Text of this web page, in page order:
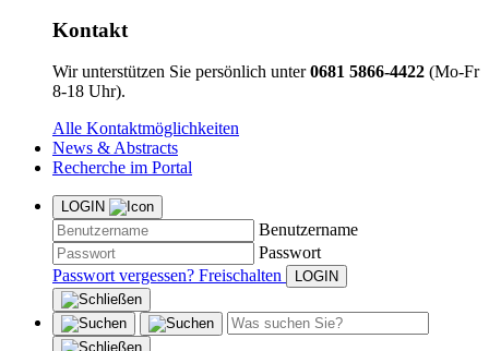
Kontakt
Wir unterstützen Sie persönlich unter0681 5866-4422 (Mo-Fr
8-18 Uhr).
Alle Kontaktmöglichkeiten
News & Abstracts
Recherche im Portal
LOGIN
Benutzername
Passwort
Passwort vergessen? Freischalten